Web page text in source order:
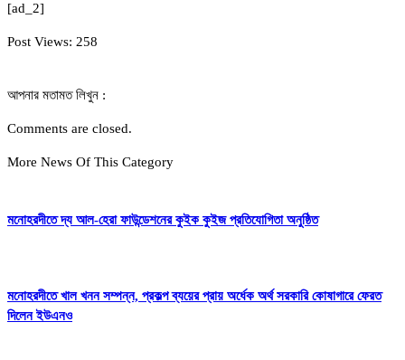
[ad_2]
Post Views: 258
আপনার মতামত লিখুন :
Comments are closed.
More News Of This Category
মনোহরদীতে দ্য আল-হেরা ফাউন্ডেশনের কুইক কুইজ প্রতিযোগিতা অনুষ্ঠিত
মনোহরদীতে খাল খনন সম্পন্ন, প্রকল্প ব্যয়ের প্রায় অর্ধেক অর্থ সরকারি কোষাগারে ফেরত
দিলেন ইউএনও